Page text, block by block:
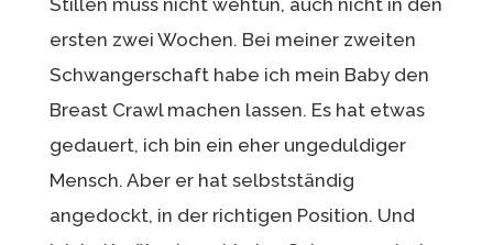
Stillen muss nicht wehtun, auch nicht in den
ersten zwei Wochen. Bei meiner zweiten
Schwangerschaft habe ich mein Baby den
Breast Crawl machen lassen. Es hat etwas
gedauert, ich bin ein eher ungeduldiger
Mensch. Aber er hat selbstständig
angedockt, in der richtigen Position. Und